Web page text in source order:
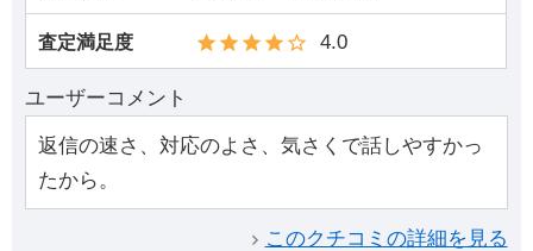
査定満足度 4.0
ユーザーコメント
返信の速さ、対応のよさ、気さくで話しやすかっ
たから。
このクチコミの詳細を見る